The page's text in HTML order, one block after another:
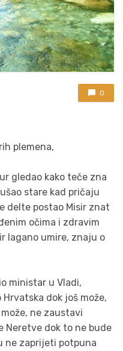
0
plemena,
gledao kako teče zna
stare kad pričaju
delte postao Misir znat
očima i zdravim
lagano umire, znaju o
ministar u Vladi,
dok još može,
ne zaustavi
Neretve dok to ne bude
ne zaprijeti potpuna